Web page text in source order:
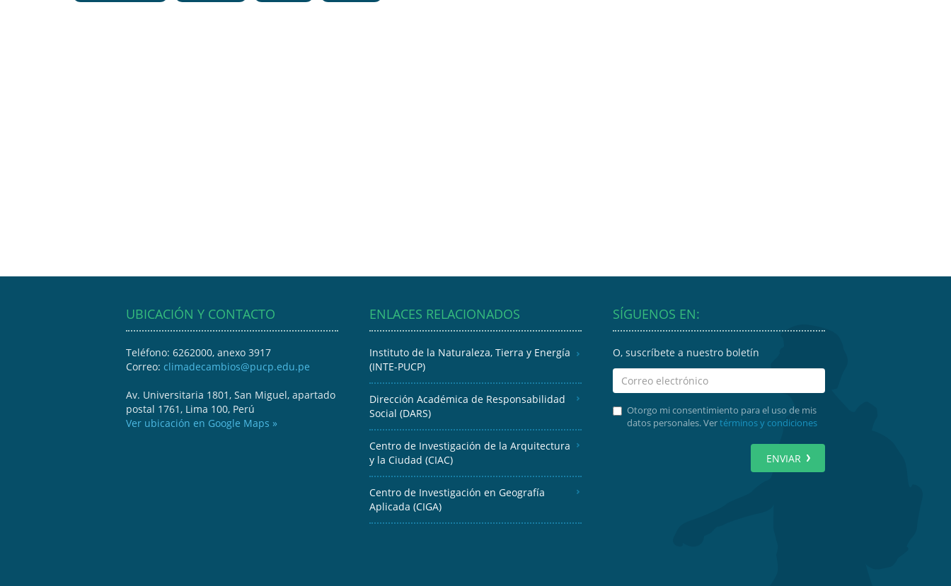
UBICACIÓN Y CONTACTO
Teléfono: 6262000, anexo 3917
Correo: climadecambios@pucp.edu.pe
Av. Universitaria 1801, San Miguel, apartado
postal 1761, Lima 100, Perú
Ver ubicación en Google Maps »
ENLACES RELACIONADOS
Instituto de la Naturaleza, Tierra y Energía
(INTE-PUCP)
Dirección Académica de Responsabilidad
Social (DARS)
Centro de Investigación de la Arquitectura
y la Ciudad (CIAC)
Centro de Investigación en Geografía
Aplicada (CIGA)
SÍGUENOS EN:
O, suscríbete a nuestro boletín
Otorgo mi consentimiento para el uso de mis
datos personales. Vertérminos y condiciones
ENVIAR